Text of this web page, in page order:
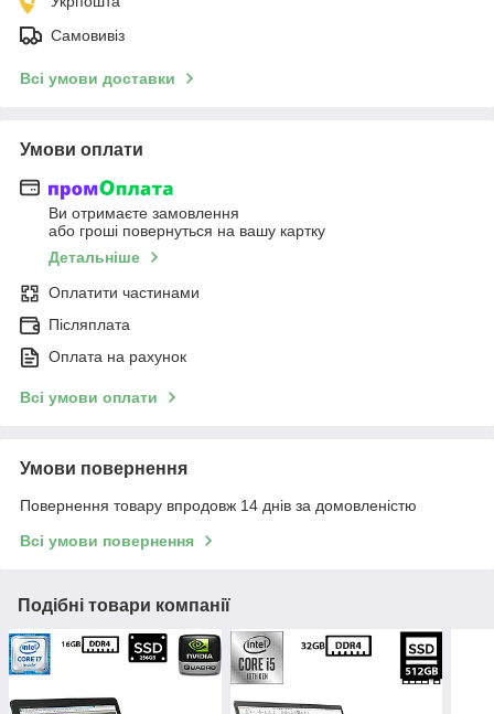
Самовивіз
Всі умови доставки
Умови оплати
Ви отримаєте замовлення
або гроші повернуться на вашу картку
Детальніше
Оплатити частинами
Післяплата
Оплата на рахунок
Всі умови оплати
Умови повернення
Повернення товару впродовж 14 днів за домовленістю
Всі умови повернення
Подібні товари компанії